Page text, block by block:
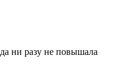
ни разу не повышала